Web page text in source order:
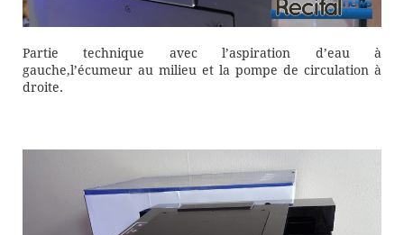
Partie technique avec l’aspiration d’eau à
gauche,l’écumeur au milieu et la pompe de circulation à
droite.